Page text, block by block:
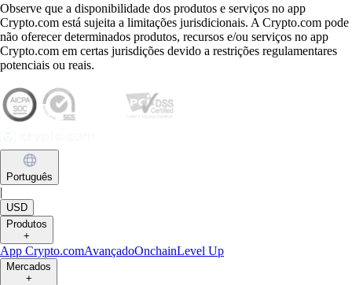
Observe que a disponibilidade dos produtos e serviços no app
Crypto.com está sujeita a limitações jurisdicionais. A Crypto.com pode
não oferecer determinados produtos, recursos e/ou serviços no app
Crypto.com em certas jurisdições devido a restrições regulamentares
potenciais ou reais.
Português
|
USD
Produtos
+
App Crypto.comAvançadoOnchainLevel Up
Mercados
+